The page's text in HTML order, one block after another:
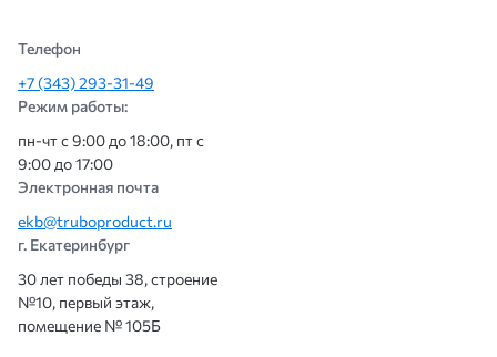
Телефон
+7 (343) 293-31-49
Режим работы:
пн-чт с 9:00 до 18:00, пт с
9:00 до 17:00
Электронная почта
ekb@truboproduct.ru
г. Екатеринбург
30 лет победы 38, строение
№10, первый этаж,
помещение № 105Б